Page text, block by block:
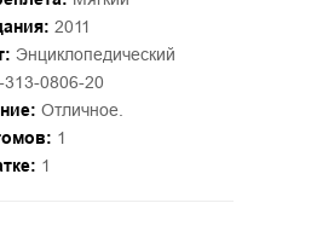
2011
Энциклопедический
313-0806-20
Отличное.
1
1